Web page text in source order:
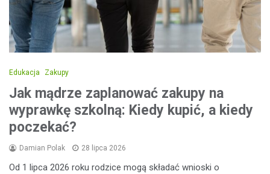
Edukacja Zakupy
Jak mądrze zaplanować zakupy na
wyprawkę szkolną: Kiedy kupić, a kiedy
poczekać?
Damian Polak 28 lipca 2026
Od 1 lipca 2026 roku rodzice mogą składać wnioski o